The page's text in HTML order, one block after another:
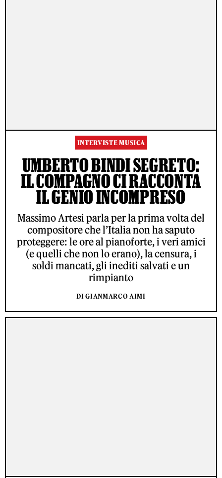
INTERVISTE MUSICA
UMBERTO BINDI SEGRETO:
IL COMPAGNO CI RACCONTA
IL GENIO INCOMPRESO
Massimo Artesi parla per la prima volta del
compositore che l’Italia non ha saputo
proteggere: le ore al pianoforte, i veri amici
(e quelli che non lo erano), la censura, i
soldi mancati, gli inediti salvati e un
rimpianto
DI GIANMARCO AIMI